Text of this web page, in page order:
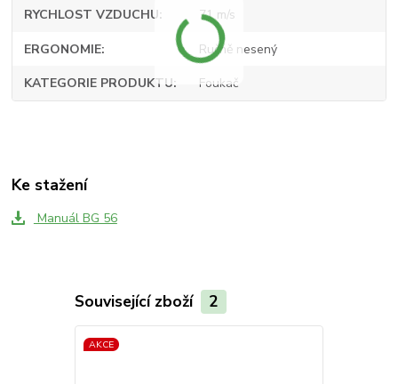
RYCHLOST VZDUCHU 71 m/s
ERGONOMIE Ručně nesený
KATEGORIE PRODUKTU Foukač
Ke stažení
Manuál BG 56
Související zboží 2
AKCE